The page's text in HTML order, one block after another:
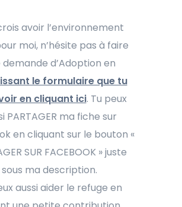
avoir l’environnement
moi, n’hésite pas à faire
demande d’Adoption en
le formulaire que tu
en cliquant ici. Tu peux
PARTAGER ma fiche sur
en cliquant sur le bouton «
SUR FACEBOOK » juste
sous ma description.
aussi aider le refuge en